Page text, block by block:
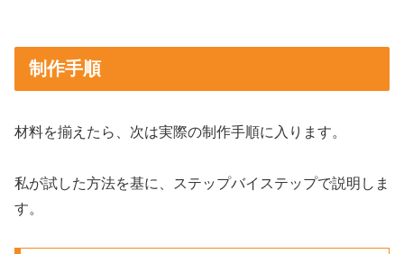
制作手順
材料を揃えたら、次は実際の制作手順に入ります。
私が試した方法を基に、ステップバイステップで説明しま
す。